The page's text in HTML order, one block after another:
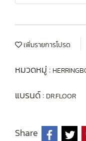
เพิ่มรายการโปรด
หมวดหมู่ :
แบรนด์ : DR.FLOOR
Share